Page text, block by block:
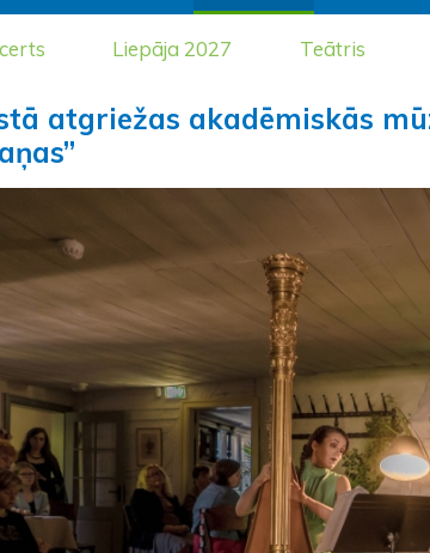
Liepāja 2027 Teātris
atgriežas akadēmiskās